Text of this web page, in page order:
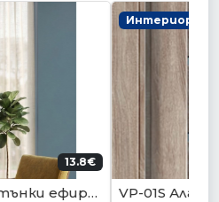
204.52€ (400лв.)